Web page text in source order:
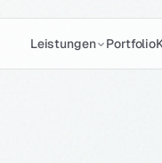
Leistungen Portfolio